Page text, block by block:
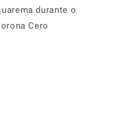
durante o
Cero